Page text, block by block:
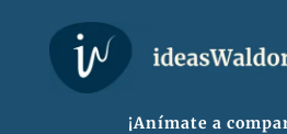
¡Anímate a